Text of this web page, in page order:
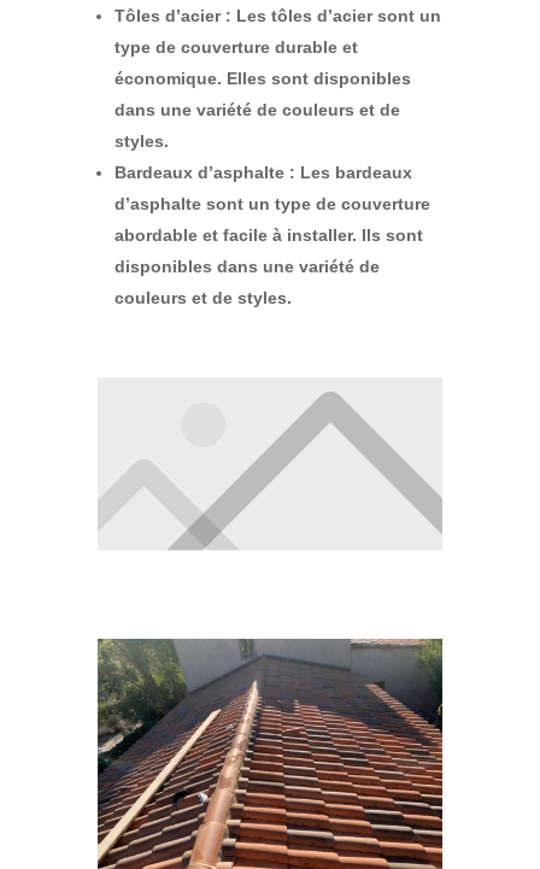
Tôles d’acier : Les tôles d’acier sont un
type de couverture durable et
économique. Elles sont disponibles
dans une variété de couleurs et de
styles.
Bardeaux d’asphalte : Les bardeaux
d’asphalte sont un type de couverture
abordable et facile à installer. Ils sont
disponibles dans une variété de
couleurs et de styles.